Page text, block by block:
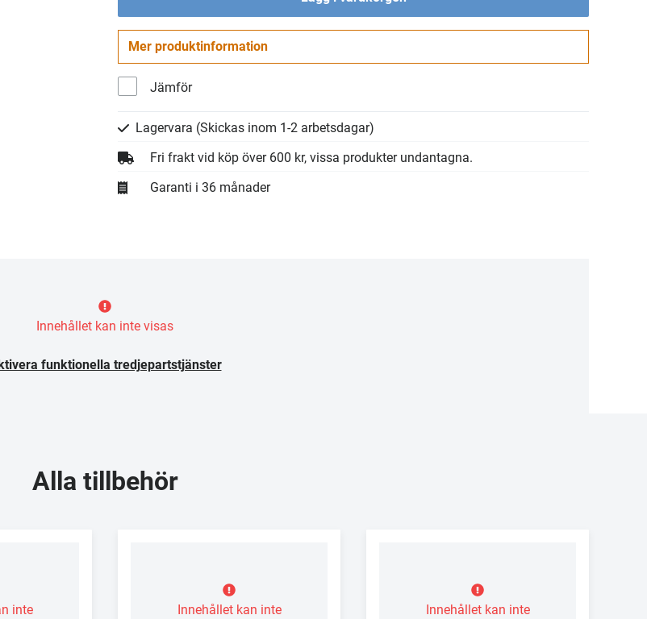
Mer produktinformation
Jämför
Lagervara (Skickas inom 1-2 arbetsdagar)
Fri frakt vid köp över 600 kr, vissa produkter undantagna.
Garanti i 36 månader
Innehållet kan inte visas
funktionella tredjepartstjänster
Alla tillbehör
inte
Innehållet kan inte
Innehållet kan inte